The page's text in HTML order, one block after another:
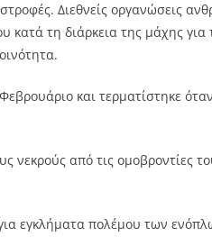
Διεθνείς οργανώσεις
κατά τη διάρκεια της μάχης
και τερματίστηκε
νεκρούς από τις ομοβροντίες
εγκλήματα πολέμου των